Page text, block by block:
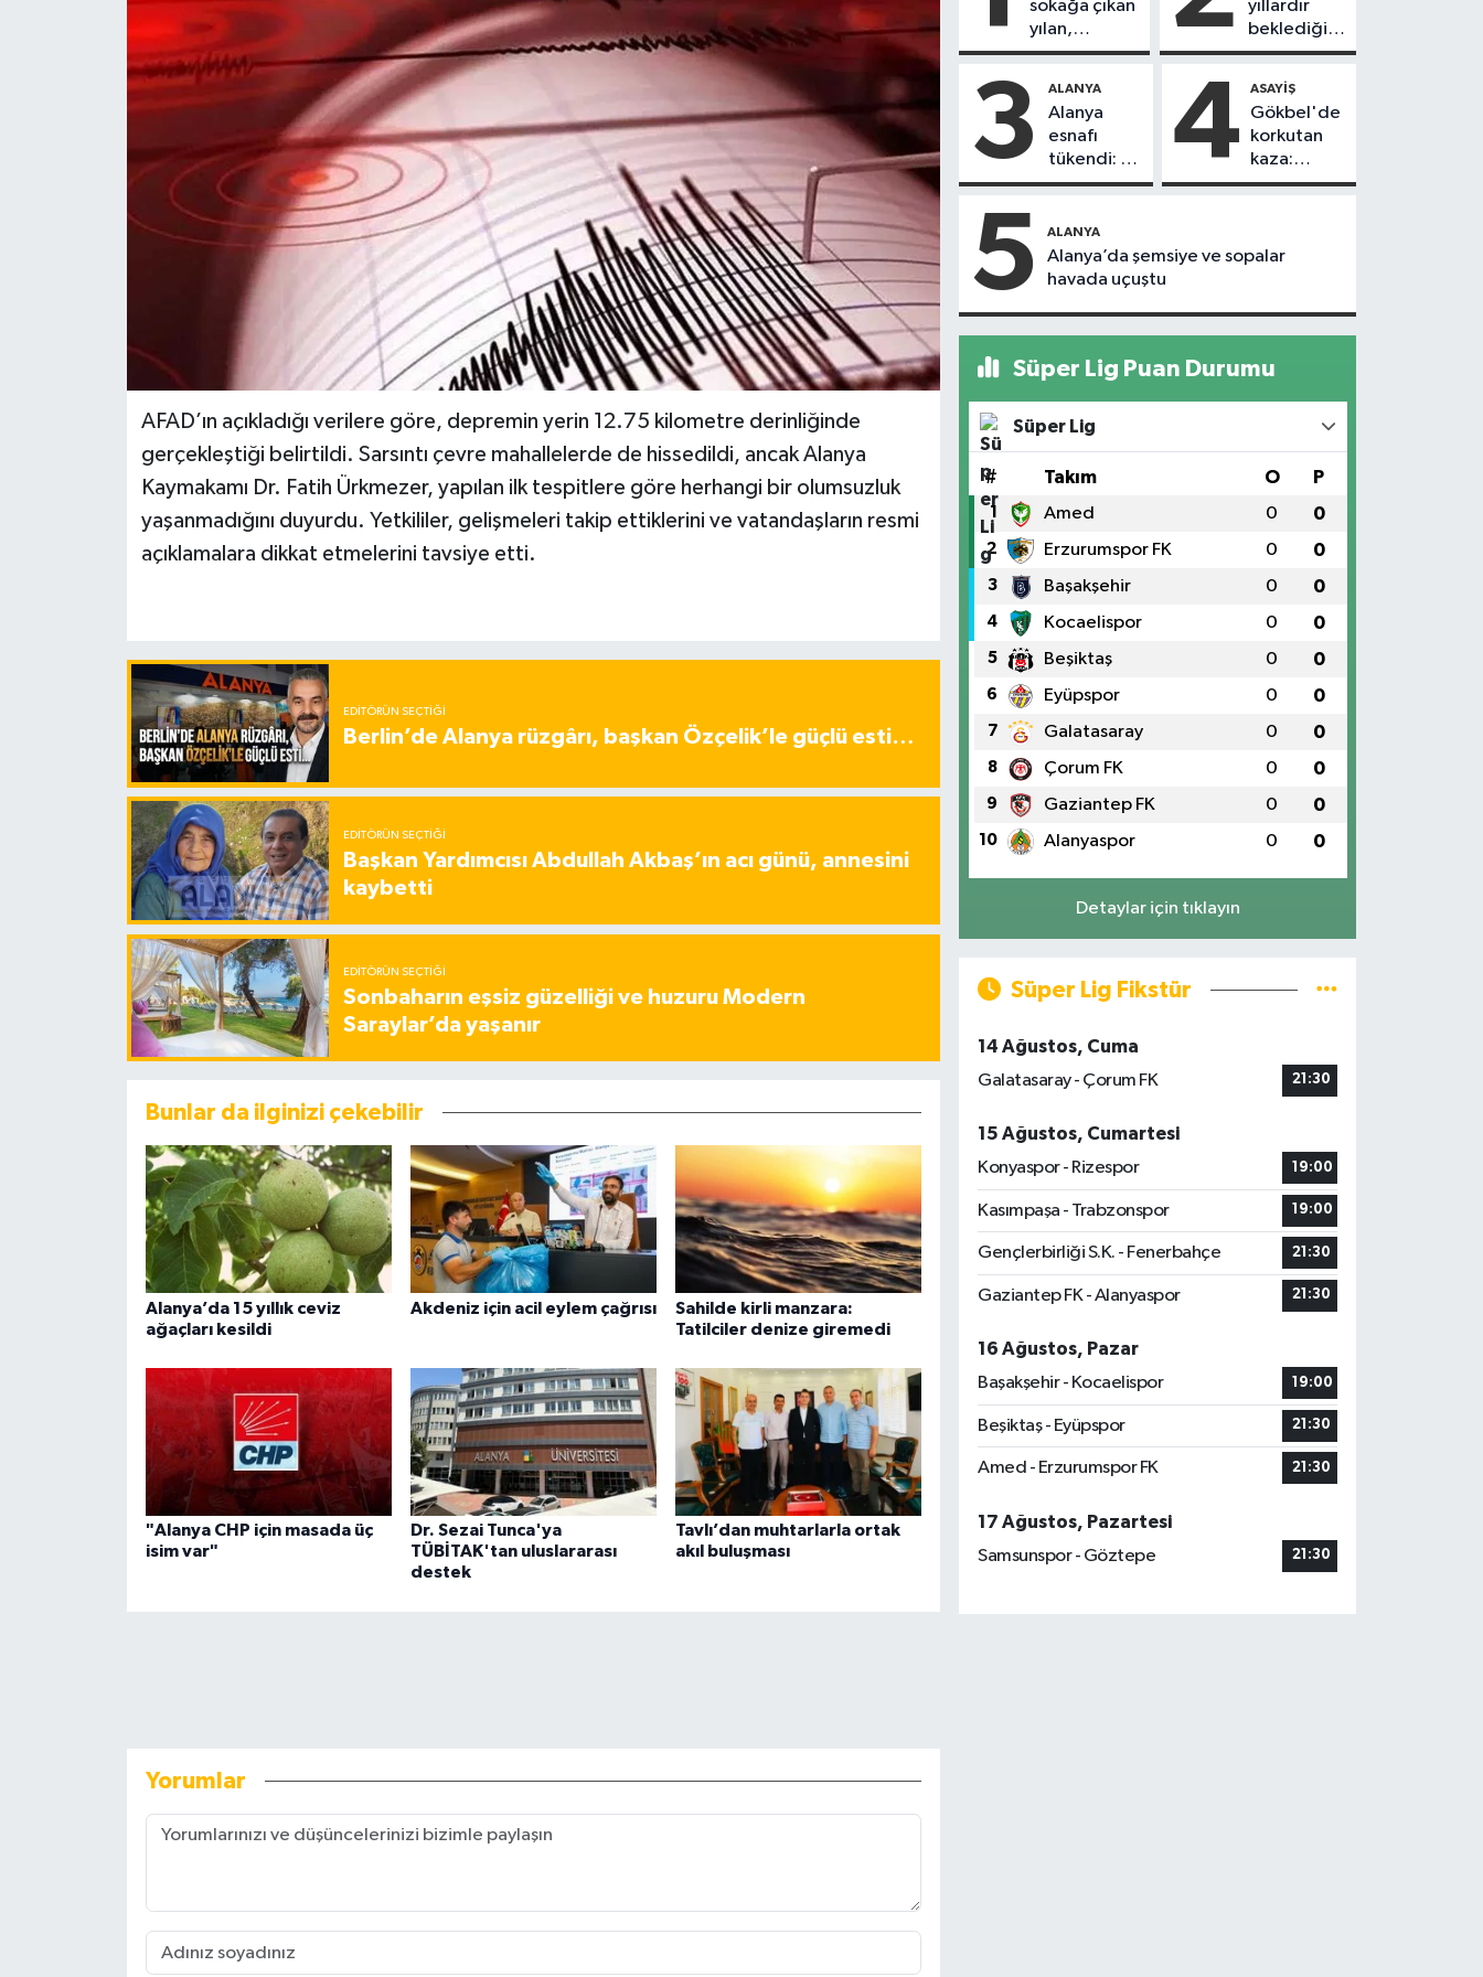
AFAD’ın açıkladığı verilere göre, depremin yerin 12.75 kilometre derinliğinde
gerçekleştiği belirtildi. Sarsıntı çevre mahallelerde de hissedildi, ancak Alanya
Kaymakamı Dr. Fatih Ürkmezer, yapılan ilk tespitlere göre herhangi bir olumsuzluk
yaşanmadığını duyurdu. Yetkililer, gelişmeleri takip ettiklerini ve vatandaşların resmi
açıklamalara dikkat etmelerini tavsiye etti.
EDITÖRÜN SEÇTIĞI
Berlin’de Alanya rüzgârı, başkan Özçelik’le güçlü esti…
EDITÖRÜN SEÇTIĞI
Başkan Yardımcısı Abdullah Akbaş’ın acı günü, annesini
kaybetti
EDITÖRÜN SEÇTIĞI
Sonbaharın eşsiz güzelliği ve huzuru Modern
Saraylar’da yaşanır
Bunlar da ilginizi çekebilir
Alanya’da 15 yıllık ceviz
ağaçları kesildi
Akdeniz için acil eylem çağrısı
Sahilde kirli manzara:
Tatilciler denize giremedi
"Alanya CHP için masada üç
isim var"
Dr. Sezai Tunca'ya
TÜBİTAK'tan uluslararası
destek
Tavlı’dan muhtarlarla ortak
akıl buluşması
Yorumlar
sokağa çıkan
yılan,
vatandaşı
yıllardır
beklediği
yol askıdan
3 ALANYA
Alanya
esnafı
tükendi: 1
ayda 150
kapandı
4 ASAYIŞ
Gökbel'de
korkutan
kaza:
Başkanın
çarptı
5 ALANYA
Alanya’da şemsiye ve sopalar
havada uçuştu
Süper Lig Puan Durumu
Süper Lig
# Takım O P
1 Amed 0 0
2 Erzurumspor FK 0 0
3 Başakşehir 0 0
4 Kocaelispor 0 0
5 Beşiktaş 0 0
6 Eyüpspor 0 0
7 Galatasaray 0 0
8 Çorum FK 0 0
9 Gaziantep FK 0 0
10 Alanyaspor 0 0
Detaylar için tıklayın
Süper Lig Fikstür
14 Ağustos, Cuma
Galatasaray - Çorum FK
21:30
15 Ağustos, Cumartesi
Konyaspor - Rizespor
19:00
Kasımpaşa - Trabzonspor 19:00
Gençlerbirliği S.K. - Fenerbahçe 21:30
Gaziantep FK - Alanyaspor 21:30
16 Ağustos, Pazar
Başakşehir - Kocaelispor
19:00
Beşiktaş - Eyüpspor 21:30
Amed - Erzurumspor FK 21:30
17 Ağustos, Pazartesi
Samsunspor - Göztepe
21:30